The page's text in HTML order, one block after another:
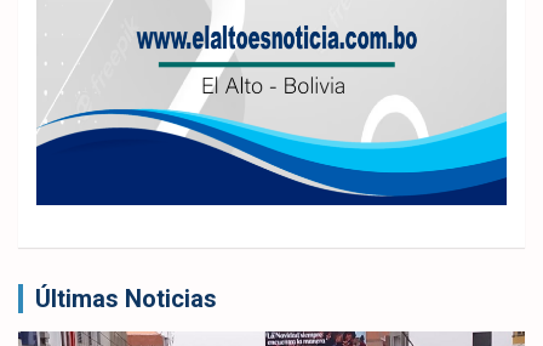
Últimas Noticias